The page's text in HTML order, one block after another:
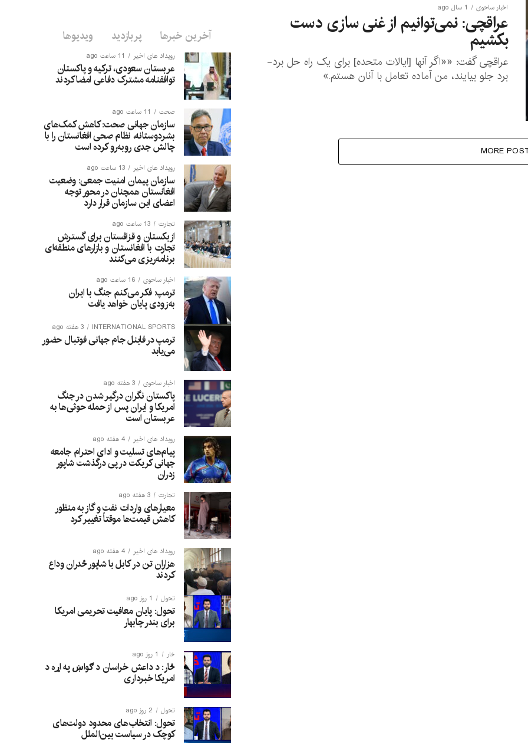
اخبار ساحوی 1 سال ago
عراقچی: نمی‌توانیم از غنی سازی دست
بکشیم
عراقچی گفت: ««اگر آنها [ایالات متحده] برای یک راه حل برد-
برد جلو بیایند، من آماده‌ تعامل با آنان هستم.»
MORE
آخرین خبرها پربازدید ویدیوها
رویداد های اخیر 11 ساعت ago
عربستان سعودی، ترکیه و پاکستان
توافقنامه مشترک دفاعی امضا کردند
صحت 11 ساعت ago
سازمان جهانی صحت: کاهش کمک‌های
بشردوستانه، نظام صحی افغانستان را با
چالش جدی روبه‌رو کرده است
رویداد های اخیر 13 ساعت ago
سازمان پیمان امنیت جمعی: وضعیت
افغانستان همچنان در محور توجه
اعضای این سازمان قرار دارد
تجارت 13 ساعت ago
ازبکستان و قزاقستان برای گسترش
تجارت با افغانستان و بازارهای منطقه‌ای
برنامه‌ریزی می‌کنند
اخبار ساحوی 16 ساعت ago
ترمپ: فکر می‌کنم جنگ با ایران
به‌زودی پایان خواهد یافت
INTERNATIONAL SPORTS 3 هفته ago
ترمپ در فاینل جام جهانی فوتبال حضور
می‌یابد
اخبار ساحوی 3 هفته ago
پاکستان نگران درگیر شدن در جنگ
امریکا و ایران پس از حمله حوثی‌ها به
عربستان است
رویداد های اخیر 4 هفته ago
پیام‌های تسلیت و ادای احترام جامعه
جهانی کریکت در پی درگذشت شاپور
زدران
تجارت 3 هفته ago
معیارهای واردات نفت و گاز به منظور
کاهش قیمت‌ها موقتاً تغییر کرد
رویداد های اخیر 4 هفته ago
هزاران تن در کابل با شاپور ځدران وداع
کردند
تحول 1 روز ago
تحول: پایان معافیت تحریمی امریکا
برای بندر چابهار
څار 1 روز ago
څار: د داعش خراسان د ګواښ په اړه د
امریکا خبرداری
تحول 2 روز ago
تحول: انتخاب‌های محدود دولت‌های
کوچک در سیاست بین‌الملل